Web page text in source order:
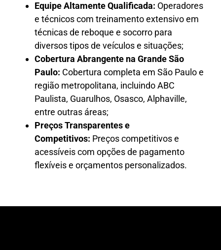
Equipe Altamente Qualificada: Operadores
e técnicos com treinamento extensivo em
técnicas de reboque e socorro para
diversos tipos de veículos e situações;
Cobertura Abrangente na Grande São
Paulo: Cobertura completa em São Paulo e
região metropolitana, incluindo ABC
Paulista, Guarulhos, Osasco, Alphaville,
entre outras áreas;
Preços Transparentes e
Competitivos: Preços competitivos e
acessíveis com opções de pagamento
flexíveis e orçamentos personalizados.